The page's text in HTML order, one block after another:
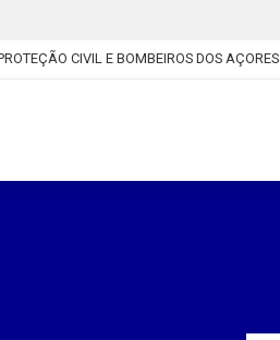
CIVIL E BOMBEIROS DOS AÇORES